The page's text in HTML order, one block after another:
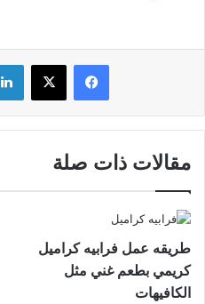
فيسبوك
مقالات ذات صلة
طريقه عمل فرابيه كراميل
كريمي بطعم غني مثل
الكافيهات